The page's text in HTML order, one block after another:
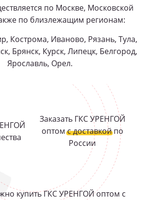
по Москве, Московской
по близлежащим регионам:
Кострома, Иваново, Рязань, Тула,
Брянск, Курск, Липецк, Белгород,
Ярославль, Орел.
Заказать ГКС УРЕНГОЙ
оптомс доставкойпо
России
купить ГКС УРЕНГОЙ оптом с